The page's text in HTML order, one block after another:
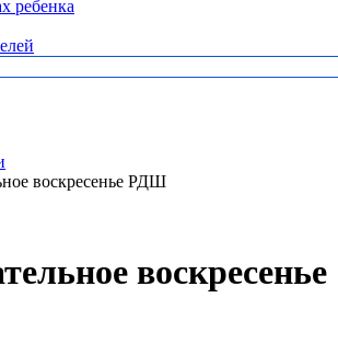
ребенка
воскресенье РДШ
воскресенье